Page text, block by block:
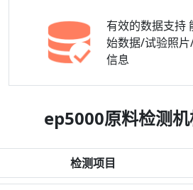
有效的数据支持
始数据/试验照
信息
ep5000原料检测
检测项目